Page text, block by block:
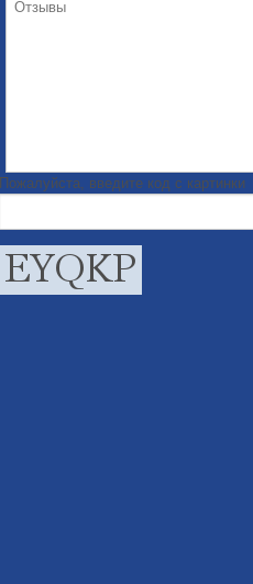
Пожалуйста, введите код с картинки